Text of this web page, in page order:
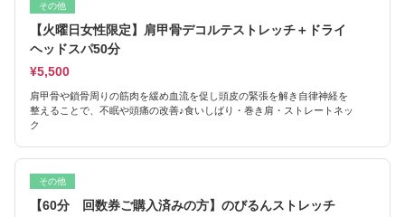
その他
【火曜日女性限定】肩甲骨デコルテストレッチ＋ドライ
ヘッドスパ50分
¥5,500
肩甲骨や鎖骨周りの筋肉を緩め血流を促し頭皮の緊張を解き自律神経を
整えることで、不眠や頭痛の改善♪食いしばり・巻き肩・ストレートネッ
ク
その他
【60分 回数券ご購入済みの方】のびるんストレッチ